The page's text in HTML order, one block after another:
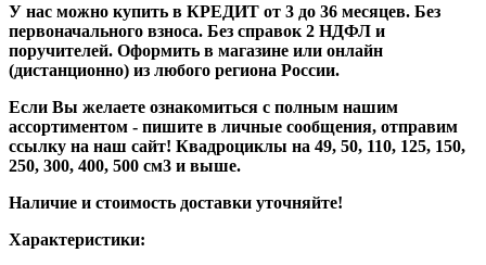
У нас можно купить в КРЕДИТ от 3 до 36 месяцев. Без
первоначального взноса. Без справок 2 НДФЛ и
поручителей. Оформить в магазине или онлайн
(дистанционно) из любого региона России.
Если Вы желаете ознакомиться с полным нашим
ассортиментом - пишите в личные сообщения, отправим
ссылку на наш сайт! Квадроциклы на 49, 50, 110, 125, 150,
250, 300, 400, 500 см3 и выше.
Наличие и стоимость доставки уточняйте!
Характеристики: